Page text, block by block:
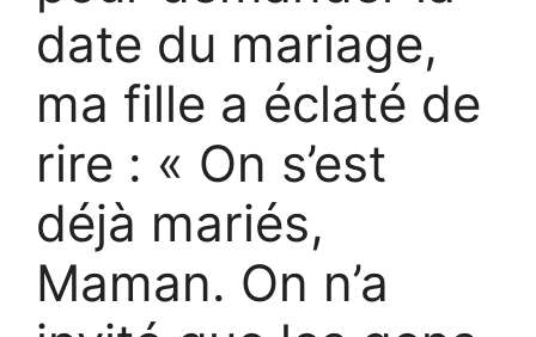
date du mariage,
ma fille a éclaté de
rire : « On s’est
déjà mariés,
Maman. On n’a